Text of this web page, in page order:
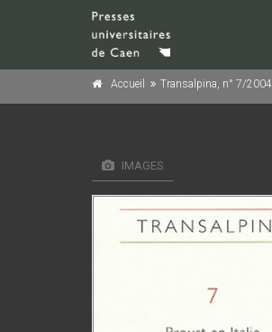
Accueil Transalpina, n° 7/2004
IMAGES